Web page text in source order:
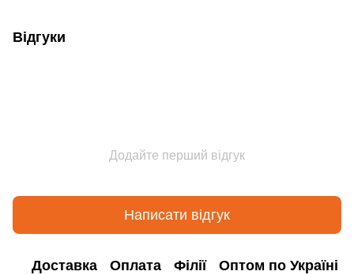
Відгуки
Додайте перший відгук
Написати відгук
Доставка Оплата Філії Оптом по Україні